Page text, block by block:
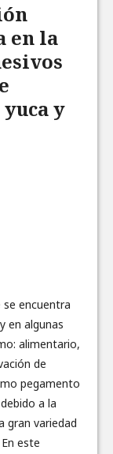
en la
y
se encuentra
en algunas
alimentario,
de
pegamento
a la
gran variedad
este